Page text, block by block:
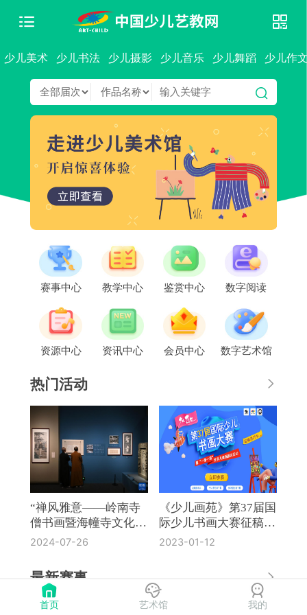
少儿美术 少儿书法 少儿摄影 少儿音乐 少儿舞蹈 少儿作
赛事中心 教学中心 鉴赏中心 数字阅读
资源中心 资讯中心 会员中心 数字艺术馆
热门活动
“禅风雅意——岭南寺
僧书画暨海幢寺文化
展”在国博开幕
2024-07-26
《少儿画苑》第37届国
际少儿书画大赛征稿通
知
2023-01-12
最新赛事
《奔流·小作家》第8届全国中
首页 艺术馆 我的